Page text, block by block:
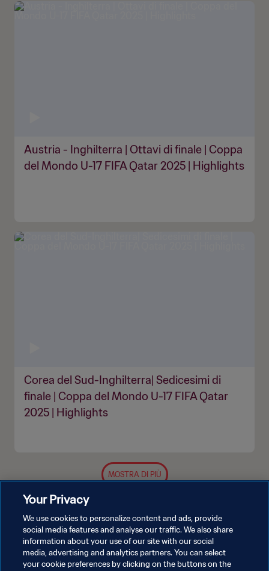
Austria - Inghilterra | Ottavi di finale | Coppa
del Mondo U-17 FIFA Qatar 2025 | Highlights
Corea del Sud-Inghilterra| Sedicesimi di
finale | Coppa del Mondo U-17 FIFA Qatar
2025 | Highlights
MOSTRA DI PIÙ
Your Privacy
We use cookies to personalize content and ads, provide
social media features and analyse our traffic. We also share
information about your use of our site with our social
media, advertising and analytics partners. You can select
your cookie preferences by clicking on the buttons on the